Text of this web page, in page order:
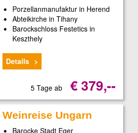
Porzellanmanufaktur in Herend
Abteikirche in Tihany
Barockschloss Festetics in
Keszthely
Details
5 Tage ab € 379,--
Weinreise Ungarn
Barocke Stadt Eger